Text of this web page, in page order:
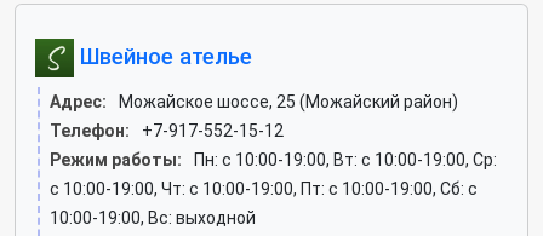
Швейное ателье
Адрес:
Можайское шоссе, 25 (Можайский район)
Телефон:
+7-917-552-15-12
Режим работы:
Пн: c 10:00-19:00, Вт: c 10:00-19:00, Ср:
c 10:00-19:00, Чт: c 10:00-19:00, Пт: c 10:00-19:00, Сб: c
10:00-19:00, Вс: выходной